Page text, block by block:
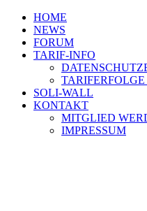
HOME
NEWS
FORUM
TARIF-INFO
SOLI-WALL
KONTAKT
MITGLIED
IMPRESSUM